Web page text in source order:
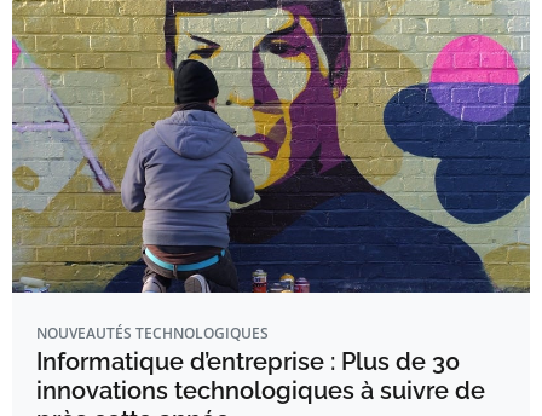
NOUVEAUTÉS TECHNOLOGIQUES
Informatique d’entreprise : Plus de 30
innovations technologiques à suivre de